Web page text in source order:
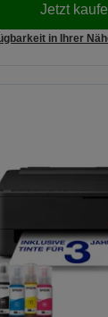
Jetzt
in Ihrer